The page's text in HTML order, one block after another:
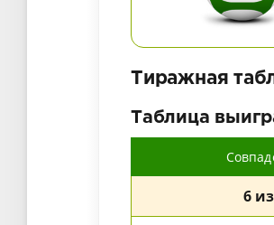
Тиражная
Таблица
6